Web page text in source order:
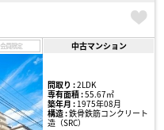
会員限定 中古マンション
間取り :2LDK
専有面積 :55.67㎡
築年月 :1975年08月
構造 :鉄骨鉄筋コンクリート
造（SRC）